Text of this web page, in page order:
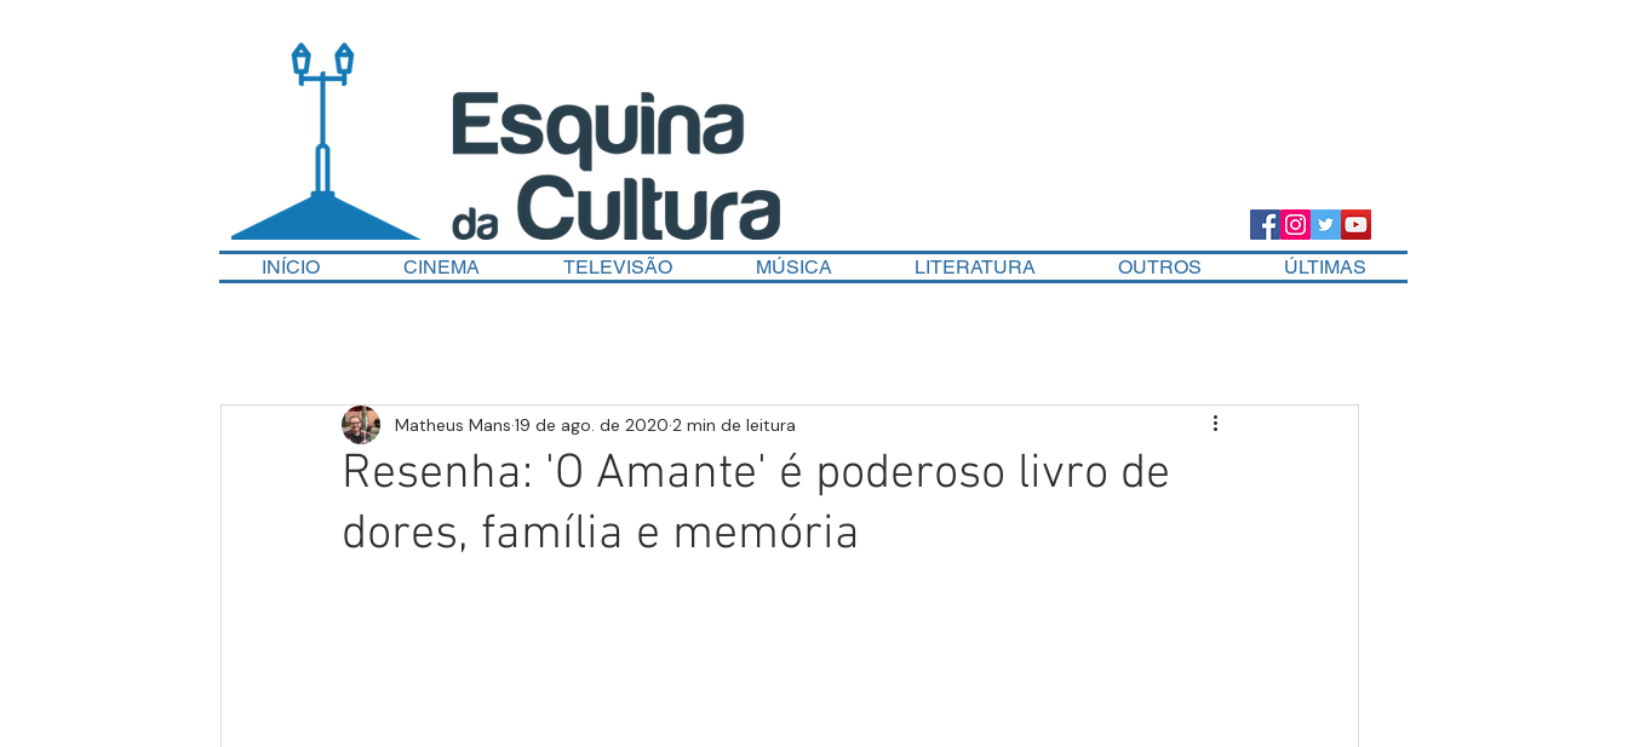
INÍCIO CINEMA TELEVISÃO MÚSICA LITERATURA OUTROS ÚLTIMAS
Resenha: 'O Amante' é poderoso livro de
dores, família e memória
Matheus Mans 19 de ago. de 2020 2 min de leitura